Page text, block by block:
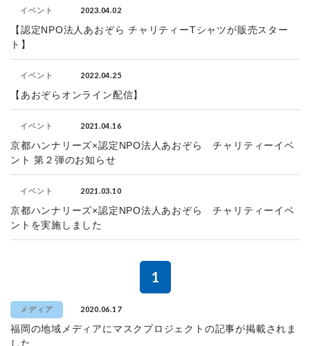
イベント 2023.04.02
【認定NPO法人あおぞら チャリティーTシャツが販売スター
ト】
イベント 2022.04.25
【あおぞらオンライン配信】
イベント 2021.04.16
京都ハンナリーズ×認定NPO法人あおぞら チャリティーイベ
ント 第２弾のお知らせ
イベント 2021.03.10
京都ハンナリーズ×認定NPO法人あおぞら チャリティーイベ
ントを実施しました
1
メディア 2020.06.17
福岡の地域メディアにマスクプロジェクトの記事が掲載されま
した